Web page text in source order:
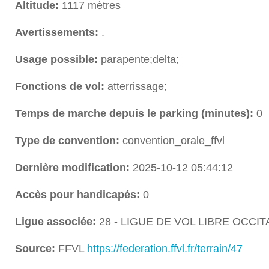
Altitude: 1117 mètres
Avertissements: .
Usage possible: parapente;delta;
Fonctions de vol: atterrissage;
Temps de marche depuis le parking (minutes): 0
Type de convention: convention_orale_ffvl
Dernière modification: 2025-10-12 05:44:12
Accès pour handicapés: 0
Ligue associée: 28 - LIGUE DE VOL LIBRE
Source: FFVL https://federation.ffvl.fr/terrain/47